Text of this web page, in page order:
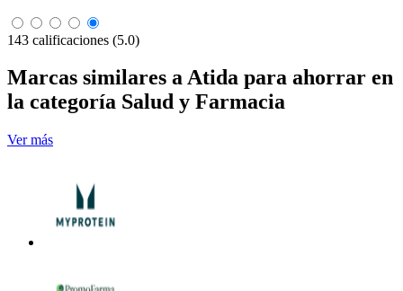
143 calificaciones (5.0)
Marcas similares a Atida para ahorrar en
la categoría Salud y Farmacia
Ver más